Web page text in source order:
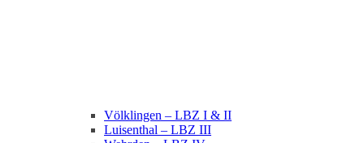
Völklingen – LBZ I & II
Luisenthal – LBZ III